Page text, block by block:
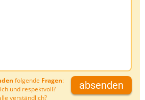
folgende Fragen:
und respektvoll?
verständlich?
absenden